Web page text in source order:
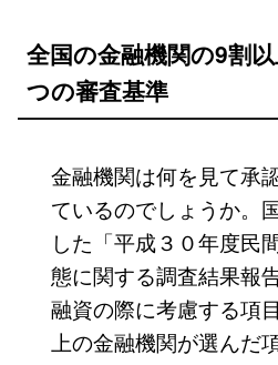
全国の金融機関の9割
つの審査基準
金融機関は何を見て承
ているのでしょうか。
した「平成３０年度民
態に関する調査結果報
融資の際に考慮する項
上の金融機関が選んだ